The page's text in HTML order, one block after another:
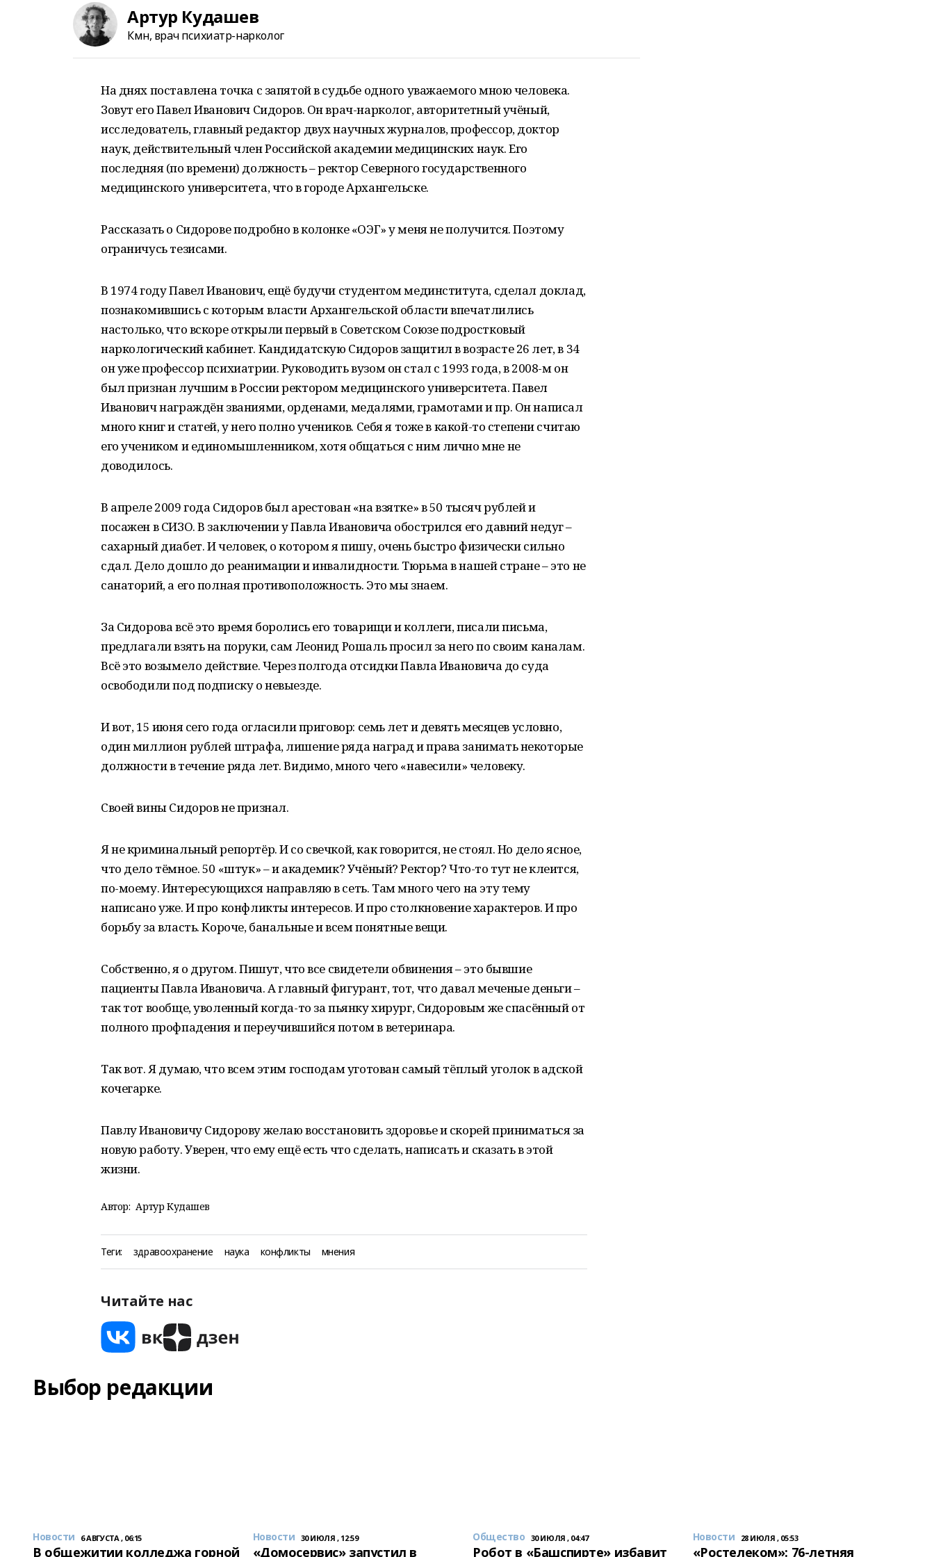
Артур Кудашев
Кмн, врач психиатр-нарколог
На днях поставлена точка с запятой в судьбе одного уважаемого мною человека.
Зовут его Павел Иванович Сидоров. Он врач-нарколог, авторитетный учёный,
исследователь, главный редактор двух научных журналов, профессор, доктор
наук, действительный член Российской академии медицинских наук. Его
последняя (по времени) должность – ректор Северного государственного
медицинского университета, что в городе Архангельске.
Рассказать о Сидорове подробно в колонке «ОЭГ» у меня не получится. Поэтому
ограничусь тезисами.
В 1974 году Павел Иванович, ещё будучи студентом мединститута, сделал доклад,
познакомившись с которым власти Архангельской области впечатлились
настолько, что вскоре открыли первый в Советском Союзе подростковый
наркологический кабинет. Кандидатскую Сидоров защитил в возрасте 26 лет, в 34
он уже профессор психиатрии. Руководить вузом он стал с 1993 года, в 2008-м он
был признан лучшим в России ректором медицинского университета. Павел
Иванович награждён званиями, орденами, медалями, грамотами и пр. Он написал
много книг и статей, у него полно учеников. Себя я тоже в какой-то степени считаю
его учеником и единомышленником, хотя общаться с ним лично мне не
доводилось.
В апреле 2009 года Сидоров был арестован «на взятке» в 50 тысяч рублей и
посажен в СИЗО. В заключении у Павла Ивановича обострился его давний недуг –
сахарный диабет. И человек, о котором я пишу, очень быстро физически сильно
сдал. Дело дошло до реанимации и инвалидности. Тюрьма в нашей стране – это не
санаторий, а его полная противоположность. Это мы знаем.
За Сидорова всё это время боролись его товарищи и коллеги, писали письма,
предлагали взять на поруки, сам Леонид Рошаль просил за него по своим каналам.
Всё это возымело действие. Через полгода отсидки Павла Ивановича до суда
освободили под подписку о невыезде.
И вот, 15 июня сего года огласили приговор: семь лет и девять месяцев условно,
один миллион рублей штрафа, лишение ряда наград и права занимать некоторые
должности в течение ряда лет. Видимо, много чего «навесили» человеку.
Своей вины Сидоров не признал.
Я не криминальный репортёр. И со свечкой, как говорится, не стоял. Но дело ясное,
что дело тёмное. 50 «штук» – и академик? Учёный? Ректор? Что-то тут не клеится,
по-моему. Интересующихся направляю в сеть. Там много чего на эту тему
написано уже. И про конфликты интересов. И про столкновение характеров. И про
борьбу за власть. Короче, банальные и всем понятные вещи.
Собственно, я о другом. Пишут, что все свидетели обвинения – это бывшие
пациенты Павла Ивановича. А главный фигурант, тот, что давал меченые деньги –
так тот вообще, уволенный когда-то за пьянку хирург, Сидоровым же спасённый от
полного профпадения и переучившийся потом в ветеринара.
Так вот. Я думаю, что всем этим господам уготован самый тёплый уголок в адской
кочегарке.
Павлу Ивановичу Сидорову желаю восстановить здоровье и скорей приниматься за
новую работу. Уверен, что ему ещё есть что сделать, написать и сказать в этой
жизни.
Автор: Артур Кудашев
Теги: здравоохранение наука конфликты мнения
Читайте нас
Выбор редакции
Новости 6 АВГУСТА , 06:15
В общежитии колледжа горной
Новости 30 ИЮЛЯ , 12:59
«Домосервис» запустил в
Общество 30 ИЮЛЯ , 04:47
Робот в «Башспирте» избавит
Новости 28 ИЮЛЯ , 05:53
«Ростелеком»: 76-летняя